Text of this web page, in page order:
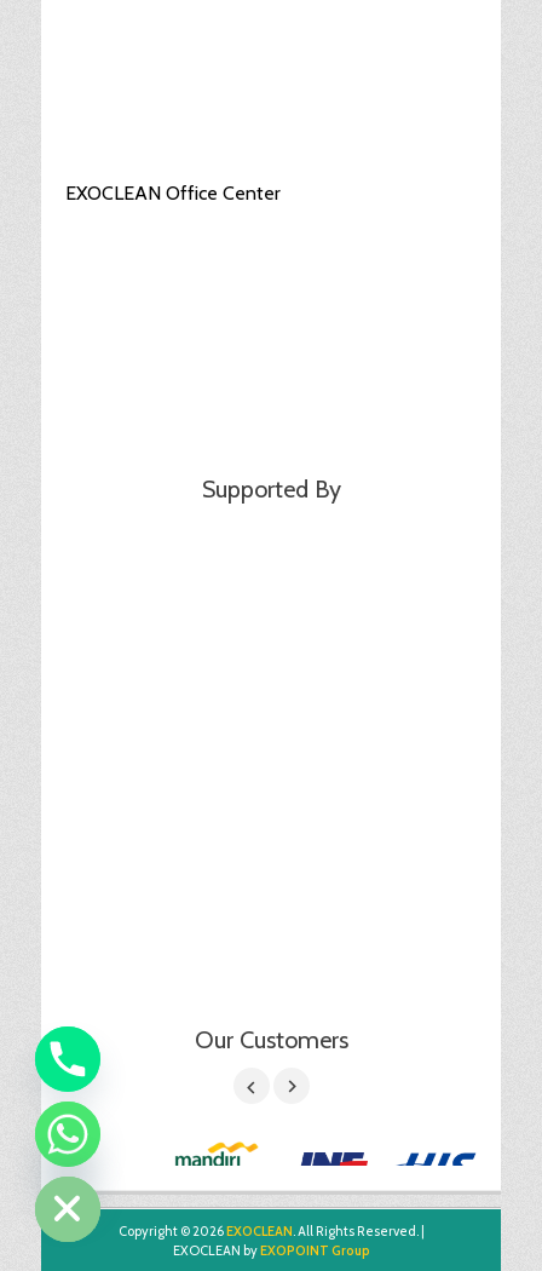
EXOCLEAN Office Center
Supported By
Our Customers
Copyright © 2026EXOCLEAN. All Rights Reserved. |
EXOCLEAN byEXOPOINT Group
Hide
chaty